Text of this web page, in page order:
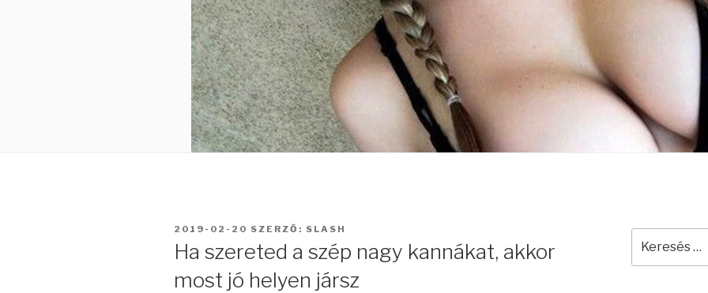
BEKÜLDVE:
2019-02-20 SZERZŐ: SLASH
Ha szereted a szép nagy kannákat, akkor
most jó helyen jársz
következő